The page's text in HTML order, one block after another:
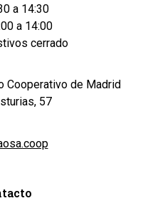
a 14:30
a 14:00
cerrado
Cooperativo de Madrid
57